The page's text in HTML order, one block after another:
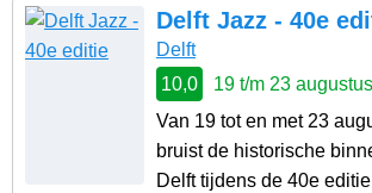
Delft Jazz - 40e
Delft
10,0
19 t/m 23 augustus
Van 19 tot en met 23
bruist de historische
Delft tijdens de 40e